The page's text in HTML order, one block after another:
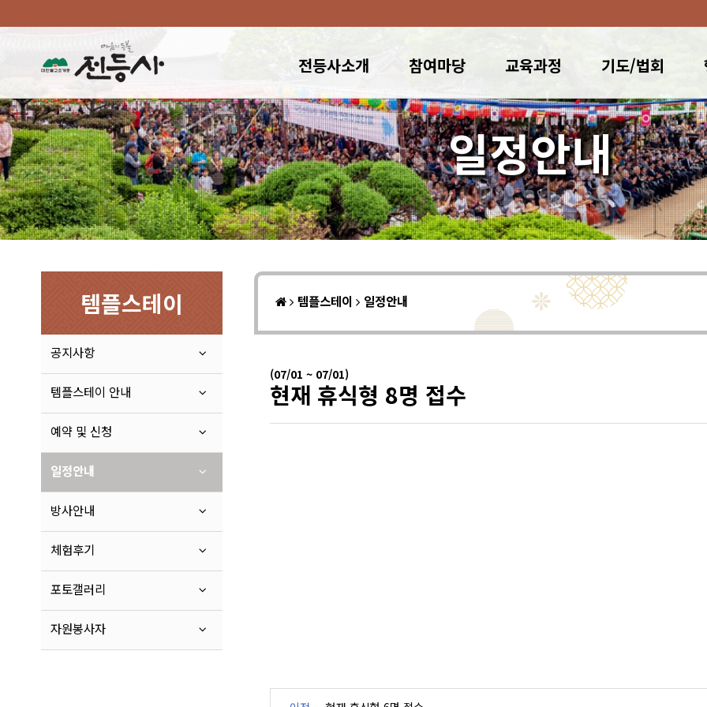
전등사소개 참여마당 교육과정 기도/법회
일정안내
템플스테이
공지사항
템플스테이 안내
예약 및 신청
일정안내
방사안내
체험후기
포토갤러리
자원봉사자
템플스테이 일정안내
(07/01 ~ 07/01)
현재 휴식형 8명 접수